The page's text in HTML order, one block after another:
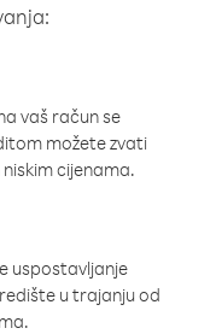
vaš račun se
možete zvati
cijenama.
uspostavljanje
u trajanju od